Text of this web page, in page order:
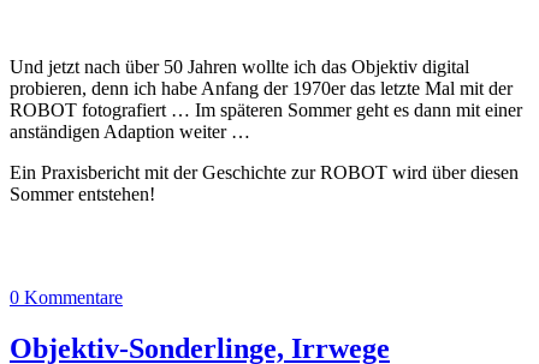
Und jetzt nach über 50 Jahren wollte ich das Objektiv digital
probieren, denn ich habe Anfang der 1970er das letzte Mal mit der
ROBOT fotografiert … Im späteren Sommer geht es dann mit einer
anständigen Adaption weiter …
Ein Praxisbericht mit der Geschichte zur ROBOT wird über diesen
Sommer entstehen!
0 Kommentare
Objektiv-Sonderlinge, Irrwege